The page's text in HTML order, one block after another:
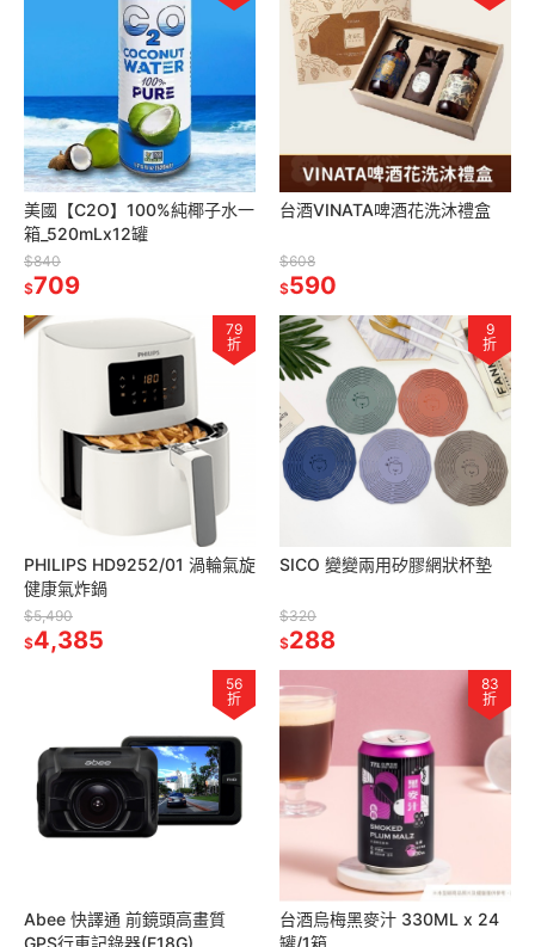
美國【C2O】100%純椰子水一
箱_520mLx12罐
$840
$709
台酒VINATA啤酒花洗沐禮盒
$608
$590
79
折
PHILIPS HD9252/01 渦輪氣旋
健康氣炸鍋
$5,490
$4,385
9
折
SICO 變變兩用矽膠網狀杯墊
$320
$288
56
折
Abee 快譯通 前鏡頭高畫質
GPS行車記錄器(E18G)
83
折
台酒烏梅黑麥汁 330ML x 24
罐/1箱